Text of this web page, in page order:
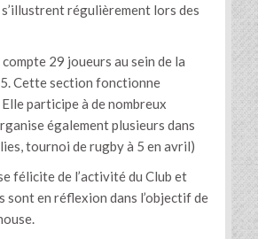
s’illustrent régulièrement lors des
29 joueurs au sein de la
Cette section fonctionne
participe à de nombreux
également plusieurs dans
tournoi de rugby à 5 en avril)
félicite de l’activité du Club et
sont en réflexion dans l’objectif de